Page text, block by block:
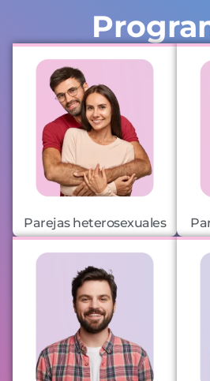
Parejas heterosexuales